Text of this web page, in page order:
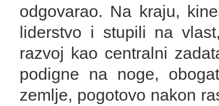
odgovarao. Na kraju,
liderstvo i stupili na
razvoj kao centralni
podigne na noge,
zemlje, pogotovo nakon